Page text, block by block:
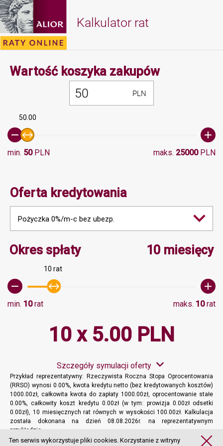
Kalkulator rat
Wartość koszyka zakupówMinimalna
PLN
50.00
min. 50PLN maks. 25000PLN
Oferta kredytowania
Pożyczka 0%/m-c bez ubezp.
Okres spłatyMinimalna wartość 10,
10 miesięcy
10 rat
min. 10rat maks. 10rat
10 x 5.00 PLN
Szczegóły symulacji oferty
Przykład reprezentatywny: Rzeczywista Roczna Stopa Oprocentowania
(RRSO) wynosi 0.00%, kwota kredytu netto (bez kredytowanych kosztów)
1000.00zł, całkowita kwota do zapłaty 1000.00zł, oprocentowanie stałe
0.00%, całkowity koszt kredytu 0.00zł (w tym: prowizja 0.00zł odsetki
0.00zł), 10 miesięcznych rat równych w wysokości 100.00zł. Kalkulacja
została dokonana na dzień 08.08.2026r. na reprezentatywnym
przykładzie.
Więcej informacji
Ten serwis wykorzystuje pliki cookies. Korzystanie z witryny